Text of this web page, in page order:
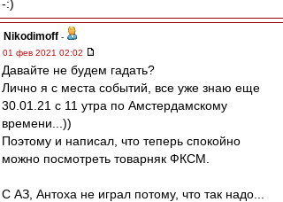
-:)
Nikodimoff -
01 фев 2021 02:02
Давайте не будем гадать?
Лично я с места событий, все уже знаю еще
30.01.21 с 11 утра по Амстердамскому
времени...))
Поэтому и написал, что теперь спокойно
можно посмотреть товарняк ФКСМ.
С АЗ, Антоха не играл потому, что так надо...